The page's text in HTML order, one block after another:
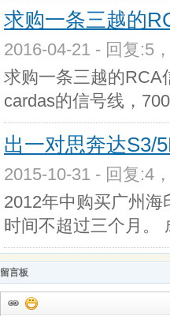
求购一条三越的
2016-04-21 - 回复:5
求购一条三越的RCA
cardas的信号线，
出一对思奔达S3/
2015-10-31 - 回复:4
2012年中购买广州
时间不超过三个月。
留言板